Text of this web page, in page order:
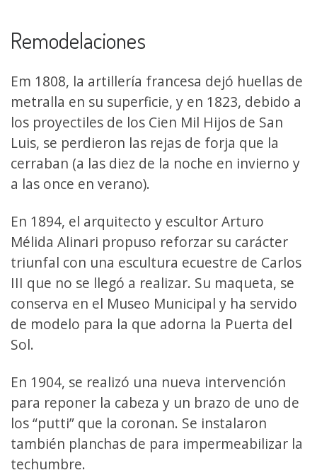
Remodelaciones
Em 1808, la artillería francesa dejó huellas de
metralla en su superficie, y en 1823, debido a
los proyectiles de los Cien Mil Hijos de San
Luis, se perdieron las rejas de forja que la
cerraban (a las diez de la noche en invierno y
a las once en verano).
En 1894, el arquitecto y escultor Arturo
Mélida Alinari propuso reforzar su carácter
triunfal con una escultura ecuestre de Carlos
III que no se llegó a realizar. Su maqueta, se
conserva en el Museo Municipal y ha servido
de modelo para la que adorna la Puerta del
Sol.
En 1904, se realizó una nueva intervención
para reponer la cabeza y un brazo de uno de
los “putti” que la coronan. Se instalaron
también planchas de para impermeabilizar la
techumbre.